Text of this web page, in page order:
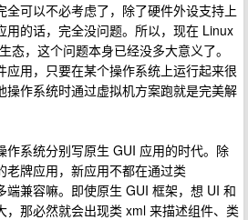
全可以不必考虑了，除了硬件外设支持上
用的话，完全没问题。所以，现在 Linux
态，这个问题本身已经没多大意义了。
应用，只要在某个操作系统上运行起来很
操作系统时通过虚拟机方案跑就是完美解
作系统分别写原生 GUI 应用的时代。除
老牌应用，新应用不都在通过类
端兼容嘛。即使原生 GUI 框架，想 UI 和
，那必然就会出现类 xml 来描述组件、类